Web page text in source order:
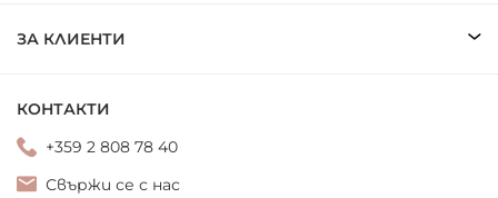
ЗА КЛИЕНТИ
КОНТАКТИ
+359 2 808 78 40
Свържи се с нас